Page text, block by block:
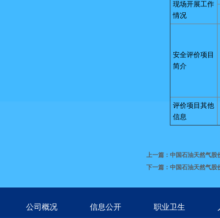
现场开展工作
情况
安全评价项目
简介
评价项目其他
信息
上一篇：中国石油天然气股
下一篇：中国石油天然气股
公司概况 信息公开 职业卫生